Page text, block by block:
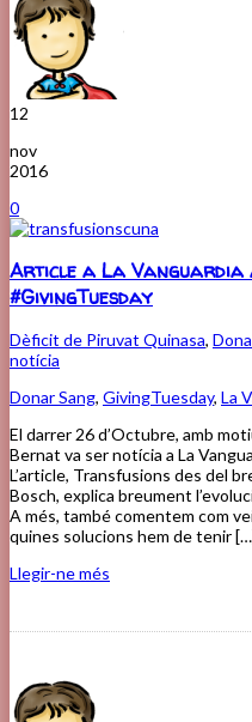
12
nov
2016
0
Article a La Vanguardia
#GivingTuesday
Dèficit de Piruvat Quinasa,
notícia
Donar Sang, GivingTuesday, La
El darrer 26 d’Octubre, amb
Bernat va ser notícia a La
L’article, Transfusions des del
Bosch, explica breument
A més, també comentem com
quines solucions hem de tenir
Llegir-ne més